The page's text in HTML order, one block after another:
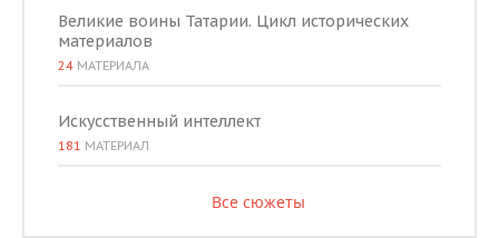
Великие воины Татарии. Цикл исторических
материалов
24 МАТЕРИАЛА
Искусственный интеллект
181 МАТЕРИАЛ
Все сюжеты